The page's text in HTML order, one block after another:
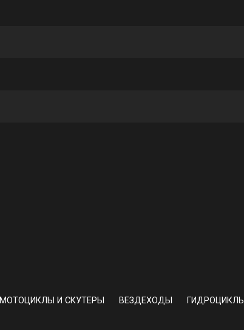
МОТОЦИКЛЫ И СКУТЕРЫ ВЕЗДЕХОДЫ ГИДРОЦИКЛЫ